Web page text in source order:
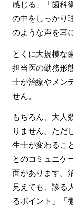
お悩みから
医師紹介
医院紹介
アクセス
採用情報
感じる」「歯科
の中をしっかり
のような声を耳
とくに大規模な
担当医の勤務形
士が治療やメン
せん。
もちろん、大人
りません。ただ
生士が変わるこ
とのコミュニケ
面があります。
見えても、診る
るポイント」「